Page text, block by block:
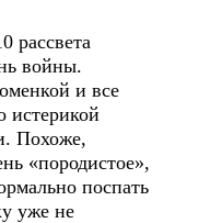
рассвета
войны.
и все
истерикой
Похоже,
«породистое»,
поспать
уже не